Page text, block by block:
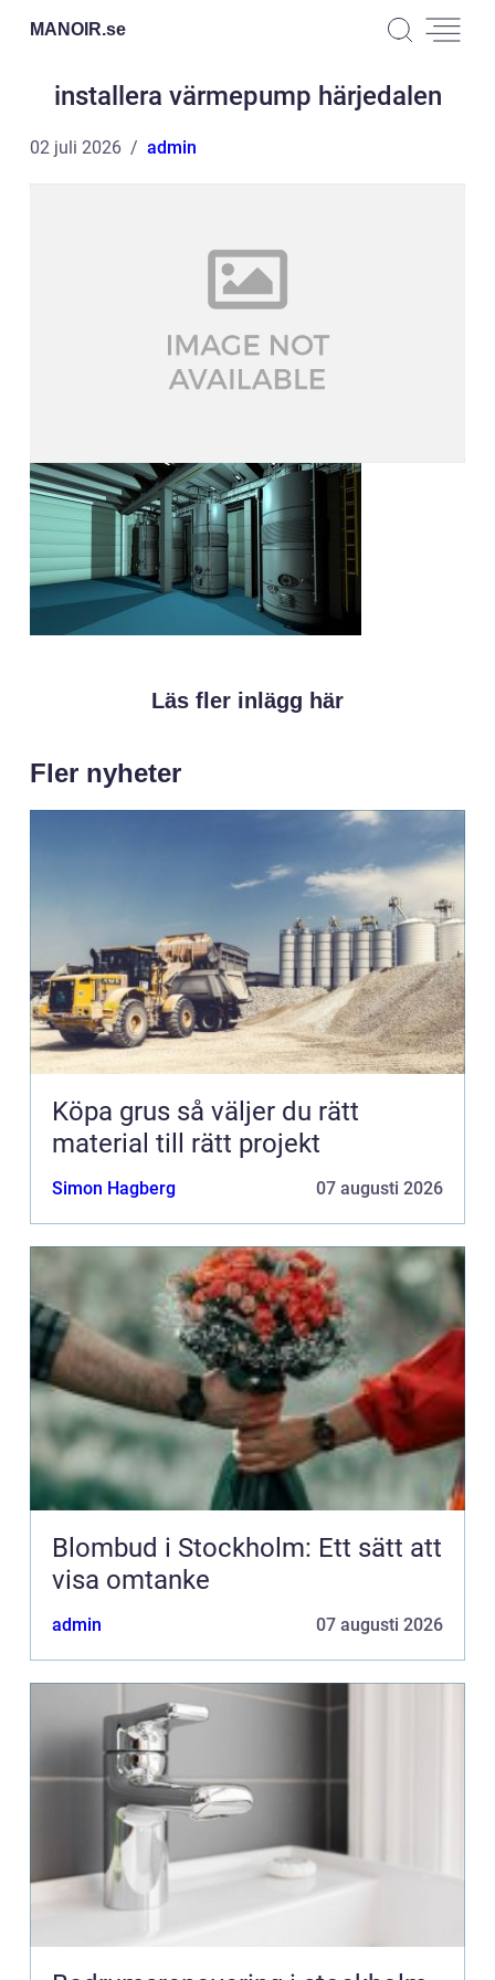
MANOIR.se
installera värmepump härjedalen
02 juli 2026 admin
Läs fler inlägg här
Fler nyheter
Köpa grus så väljer du rätt
material till rätt projekt
Simon Hagberg 07 augusti 2026
Blombud i Stockholm: Ett sätt att
visa omtanke
admin 07 augusti 2026